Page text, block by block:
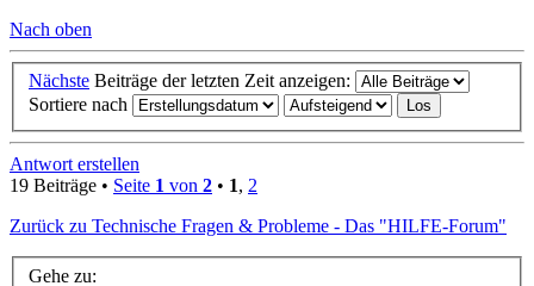
Nach oben
Nächste Beiträge der letzten Zeit anzeigen:
Sortiere nach
Antwort erstellen
19 Beiträge • Seite 1 von 2 • 1, 2
Zurück zu Technische Fragen & Probleme - Das "HILFE-Forum"
Gehe zu: